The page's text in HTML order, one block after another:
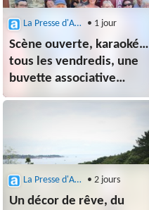
La Presse d'Armor (Paimpol) • 1 jour
Scène ouverte, karaoké…
tous les vendredis, une
buvette associative
anime le petit bourg
La Presse d'Armor (Paimpol) • 2 jours
Un décor de rêve, du